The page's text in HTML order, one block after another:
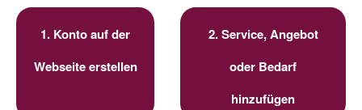
1. Konto auf der
Webseite erstellen
2. Service, Angebot
oder Bedarf
hinzufügen